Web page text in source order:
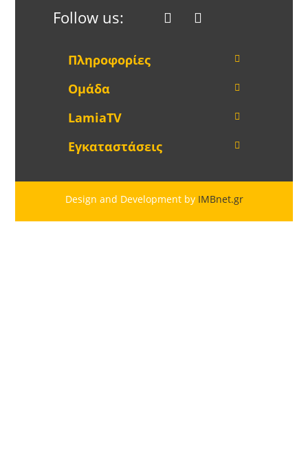
Follow us:
Πληροφορίες
Ομάδα
LamiaTV
Εγκαταστάσεις
Design and Development by IMBnet.gr